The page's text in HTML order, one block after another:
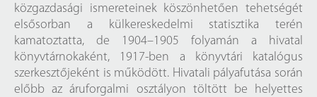
közgazdasági ismereteinek köszönhetően tehetségét
elsősorban a külkereskedelmi statisztika terén
kamatoztatta, de 1904–1905 folyamán a hivatal
könyvtárnokaként, 1917-ben a könyvtári katalógus
szerkesztőjeként is működött. Hivatali pályafutása során
előbb az áruforgalmi osztályon töltött be helyettes